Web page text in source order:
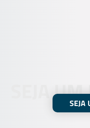
SEJA SEJA